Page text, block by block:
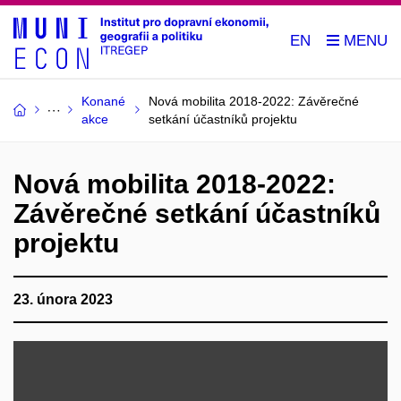
EN
Konané
akce
Nová mobilita 2018-2022: Závěrečné
setkání účastníků projektu
Nová mobilita 2018-2022:
Závěrečné setkání účastníků
projektu
23. února 2023